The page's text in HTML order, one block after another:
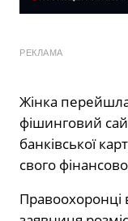
РЕКЛАМА
Жінка
фішинговий
банківської
свого
Правоохоронці